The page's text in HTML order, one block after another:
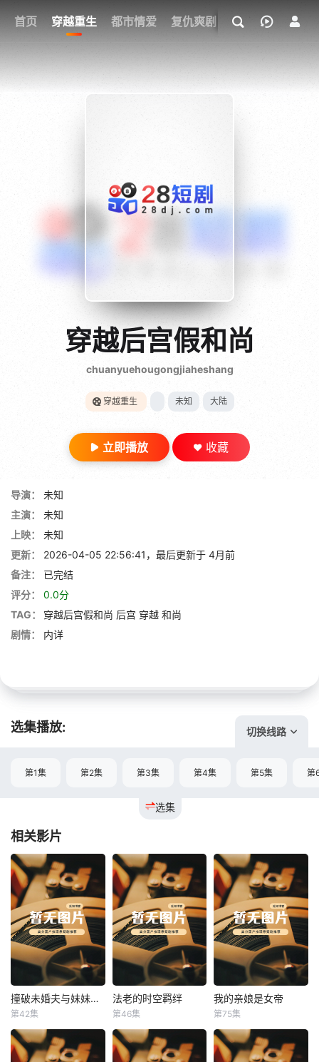
首页 穿越重生 都市情爱 复仇爽剧 玄幻武侠 奇幻
我的观影记录
{if condition="$obj.vod_points
gt 0"}
28短剧
穿越后宫假和尚
chuanyuehougongjiaheshang
穿越重生 未知 大陆
立即播放 收藏
导演：
未知
主演：
未知
上映：
未知
更新：
2026-04-05 22:56:41，最后更新于 4月前
备注：
已完结
评分：
0.0分
TAG：
穿越后宫假和尚 后宫 穿越 和尚
剧情：
内详
选集播放: 切换线路
选集
第1集 第2集 第3集 第4集 第5集 第
相关影片
撞破未婚夫与妹妹打野战 撞破未婚夫与妹妹打野战
第42集
法老的时空羁绊
法老的时空羁绊
第46集
我的亲娘是女帝
我的亲娘是女帝
第75集